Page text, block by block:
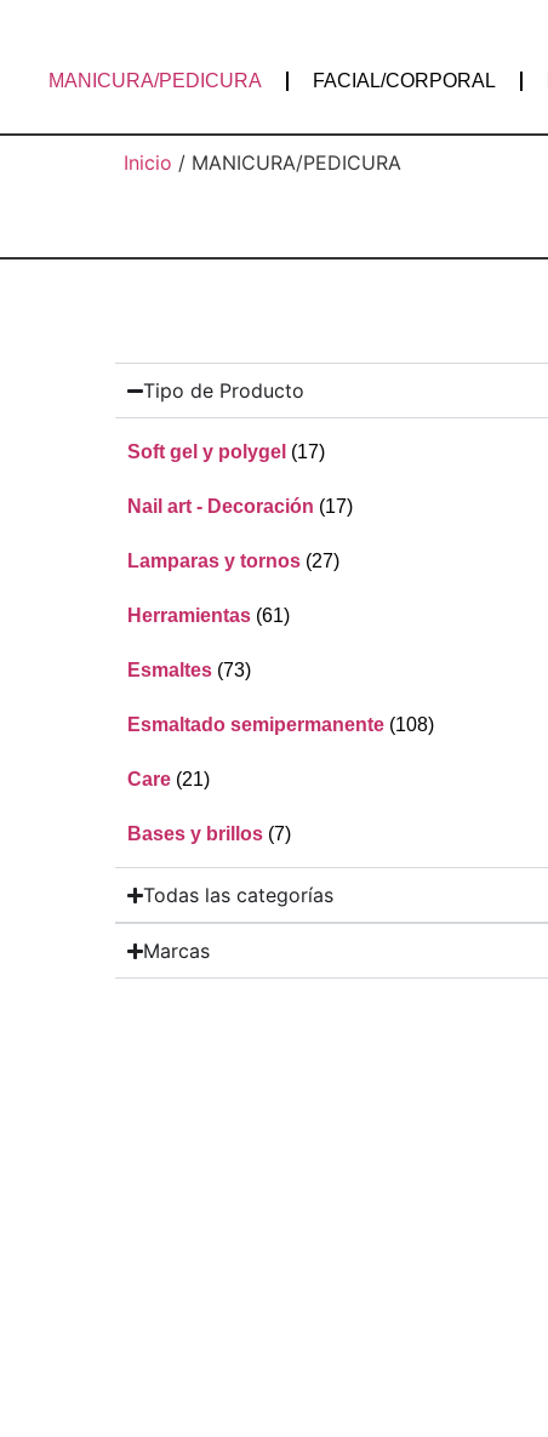
MANICURA/PEDICURA FACIAL/CORPORAL
Inicio / MANICURA/PEDICURA
Tipo de Producto
Soft gel y polygel (17)
Nail art - Decoración (17)
Lamparas y tornos (27)
Herramientas (61)
Esmaltes (73)
Esmaltado semipermanente (108)
Care (21)
Bases y brillos (7)
Todas las categorías
Marcas